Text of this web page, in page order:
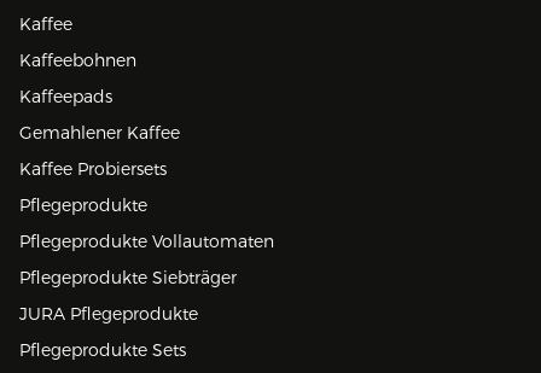
Kaffee
Kaffeebohnen
Kaffeepads
Gemahlener Kaffee
Kaffee Probiersets
Pflegeprodukte
Pflegeprodukte Vollautomaten
Pflegeprodukte Siebträger
JURA Pflegeprodukte
Pflegeprodukte Sets